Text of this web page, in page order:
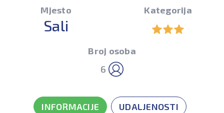
Mjesto
Sali
Kategorija
Broj osoba
6
INFORMACIJE UDALJENOSTI